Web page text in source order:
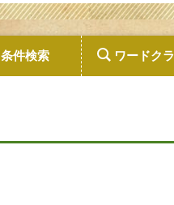
条件検索 ワードク